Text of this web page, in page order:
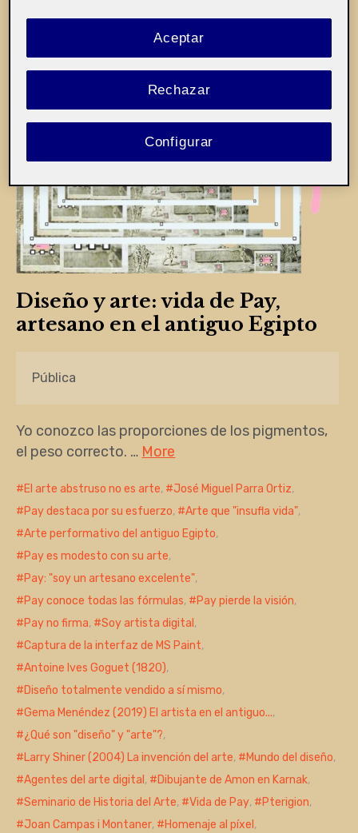
Diseño y arte: vida de Pay,
artesano en el antiguo Egipto
Pública
Yo conozco las proporciones de los pigmentos,
el peso correcto. … More
El arte abstruso no es arte, José Miguel Parra Ortiz,
Pay destaca por su esfuerzo, Arte que "insufla vida",
Arte performativo del antiguo Egipto,
Pay es modesto con su arte,
Pay: "soy un artesano excelente",
Pay conoce todas las fórmulas, Pay pierde la visión,
Pay no firma, Soy artista digital ,
Captura de la interfaz de MS Paint,
Antoine Ives Goguet (1820),
Diseño totalmente vendido a sí mismo,
Gema Menéndez (2019) El artista en el antiguo...,
¿Qué son "diseño" y "arte"?,
Larry Shiner (2004) La invención del arte, Mundo del diseño,
Agentes del arte digital , Dibujante de Amon en Karnak,
Seminario de Historia del Arte, Vida de Pay, Pterigion,
Joan Campas i Montaner, Homenaje al píxel ,
Rechazar
Aceptar
Configurar